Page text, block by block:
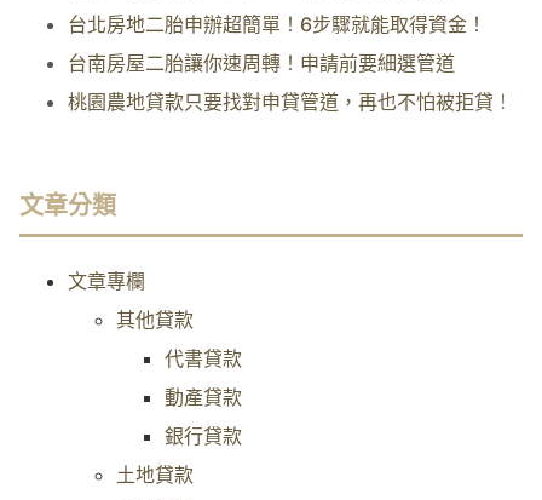
台北房地二胎申辦超簡單！6步驟就能取得資金！
台南房屋二胎讓你速周轉！申請前要細選管道
桃園農地貸款只要找對申貸管道，再也不怕被拒貸！
文章分類
文章專欄
其他貸款
代書貸款
動產貸款
銀行貸款
土地貸款